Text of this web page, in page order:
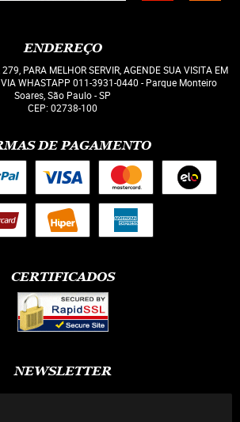
ENDEREÇO
PARA MELHOR SERVIR, AGENDE SUA VISITA EM
VIA WHASTAPP 011-3931-0440 - Parque Monteiro
Soares, São Paulo-SP
CEP: 02738-100
DE PAGAMENTO
CERTIFICADOS
NEWSLETTER